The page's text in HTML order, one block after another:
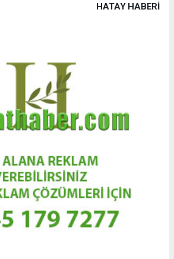
HATAY HABERİ